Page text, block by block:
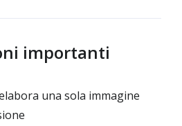
importanti
una sola immagine